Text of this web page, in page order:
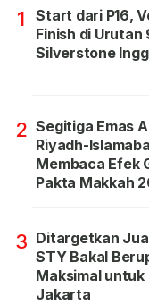
1
Start dari P16,
Finish di Urutan
Silverstone
2 Segitiga Emas
Riyadh-
Membaca Efek
Pakta Makkah
3 Ditargetkan
STY Bakal
Maksimal untuk
Jakarta